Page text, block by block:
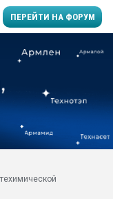
ПЕРЕЙТИ НА ФОРУМ
заводу пластмасс"